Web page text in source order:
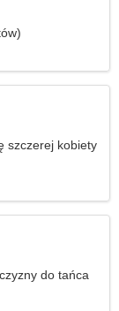
szczerej kobiety
do tańca